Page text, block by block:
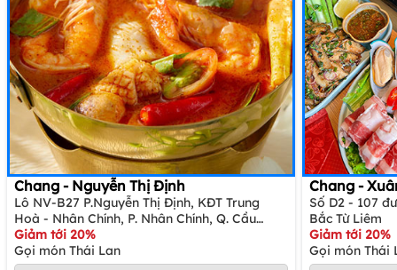
Chang - Nguyễn Thị Định
Lô NV-B27 P.Nguyễn Thị Định, KĐT Trung
Hoà - Nhân Chính, P. Nhân Chính, Q. Cầu
Giấy
Giảm tới 20%
Gọi món Thái Lan
Chang -
Số D2 - 107
Bắc Từ Liêm
Giảm tới 20%
Gọi món Thái